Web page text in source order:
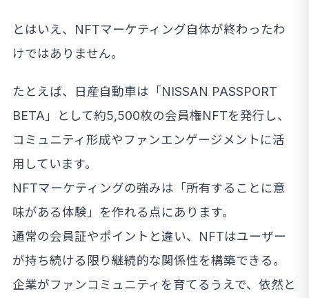
とはいえ、NFTマーケティング自体が終わったわ
けではありません。
たとえば、日産自動車は「NISSAN PASSPORT
BETA」として約5,500枚の会員権NFTを発行し、
コミュニティ形成やファンエンゲージメントに活
用しています。
NFTマーケティングの強みは「所有することに意
味がある体験」を作れる点にあります。
通常の会員証やポイントと違い、NFTはユーザー
が持ち続ける限り継続的な関係性を構築できる。
企業がファンコミュニティを育てるうえで、依然と